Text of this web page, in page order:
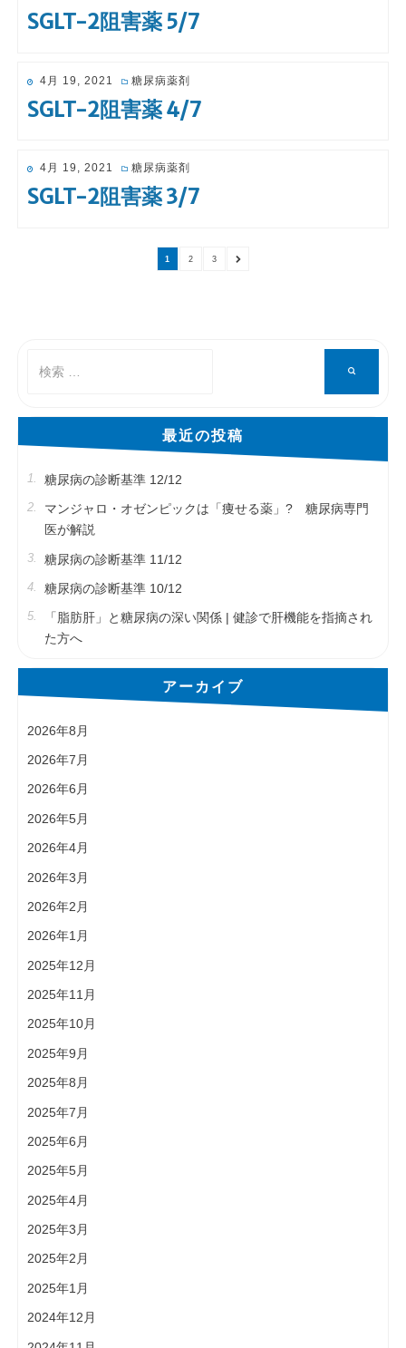
稿
日:
SGLT-2阻害薬 5/7
投
日:
4月 19, 2021 糖尿病薬剤
SGLT-2阻害薬 4/7
投
稿
日:
4月 19, 2021 糖尿病薬剤
SGLT-2阻害薬 3/7
ペ
ー
1
ペ
2
ペ
3
次
象:
最近の投稿
糖尿病の診断基準 12/12
マンジャロ・オゼンピックは「痩せる薬」? 糖尿病専門
医が解説
糖尿病の診断基準 11/12
糖尿病の診断基準 10/12
「脂肪肝」と糖尿病の深い関係 | 健診で肝機能を指摘され
た方へ
アーカイブ
2026年8月
2026年7月
2026年6月
2026年5月
2026年4月
2026年3月
2026年2月
2026年1月
2025年12月
2025年11月
2025年10月
2025年9月
2025年8月
2025年7月
2025年6月
2025年5月
2025年4月
2025年3月
2025年2月
2025年1月
2024年12月